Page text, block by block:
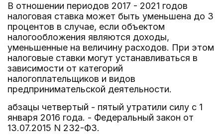
В отношении периодов 2017 - 2021 годов
налоговая ставка может быть уменьшена до 3
процентов в случае, если объектом
налогообложения являются доходы,
уменьшенные на величину расходов. При этом
налоговые ставки могут устанавливаться в
зависимости от категорий
налогоплательщиков и видов
предпринимательской деятельности.
абзацы четвертый - пятый утратили силу с 1
января 2016 года. - Федеральный закон от
13.07.2015 N 232-ФЗ.